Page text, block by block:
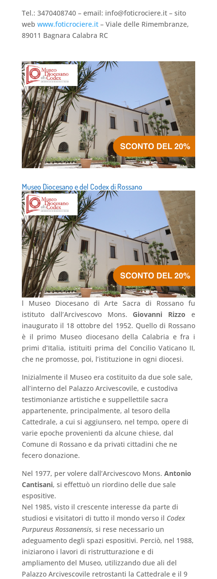
Tel.: 3470408740 – email: info@foticrociere.it – sito
web www.foticrociere.it– Viale delle Rimembranze,
89011 Bagnara Calabra RC
Museo Diocesano e del Codex di Rossano
l Museo Diocesano di Arte Sacra di Rossano fu
istituto dall’Arcivescovo Mons. Giovanni Rizzo e
inaugurato il 18 ottobre del 1952. Quello di Rossano
è il primo Museo diocesano della Calabria e fra i
primi d’Italia, istituiti prima del Concilio Vaticano II,
che ne promosse, poi, l’istituzione in ogni diocesi.
Inizialmente il Museo era costituito da due sole sale,
all’interno del Palazzo Arcivescovile, e custodiva
testimonianze artistiche e suppellettile sacra
appartenente, principalmente, al tesoro della
Cattedrale, a cui si aggiunsero, nel tempo, opere di
varie epoche provenienti da alcune chiese, dal
Comune di Rossano e da privati cittadini che ne
fecero donazione.
Nel 1977, per volere dall’Arcivescovo Mons. Antonio
Cantisani, si effettuò un riordino delle due sale
espositive.
Nel 1985, visto il crescente interesse da parte di
studiosi e visitatori di tutto il mondo verso il Codex
Purpureus Rossanensis, si rese necessario un
adeguamento degli spazi espositivi. Perciò, nel 1988,
iniziarono i lavori di ristrutturazione e di
ampliamento del Museo, utilizzando due ali del
Palazzo Arcivescovile retrostanti la Cattedrale e il 9